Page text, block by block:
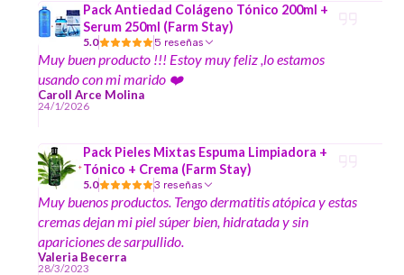
Pack Antiedad Colágeno Tónico 200ml +
Serum 250ml (Farm Stay)
5.0 5 reseñas
Muy buen producto !!! Estoy muy feliz ,lo estamos
usando con mi marido ❤️
Caroll Arce Molina
24/1/2026
Pack Pieles Mixtas Espuma Limpiadora +
Tónico + Crema (Farm Stay)
5.0 3 reseñas
Muy buenos productos. Tengo dermatitis atópica y estas
cremas dejan mi piel súper bien, hidratada y sin
apariciones de sarpullido.
Valeria Becerra
28/3/2023